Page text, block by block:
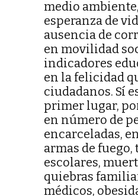
medio
esperanza de
ausencia de
en movilidad
indicadores
en la felicidad
ciudadanos. Sí
primer lugar,
en número de
encarceladas,
armas de fuego,
escolares,
quiebras
médicos,